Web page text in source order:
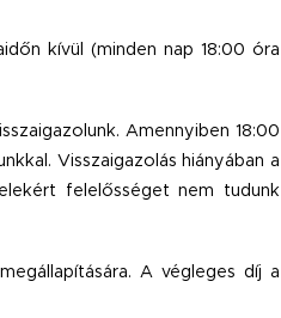
kívül (minden nap 18:00 óra
Amennyiben 18:00
Visszaigazolás hiányában a
felelősséget nem tudunk
A végleges díj a